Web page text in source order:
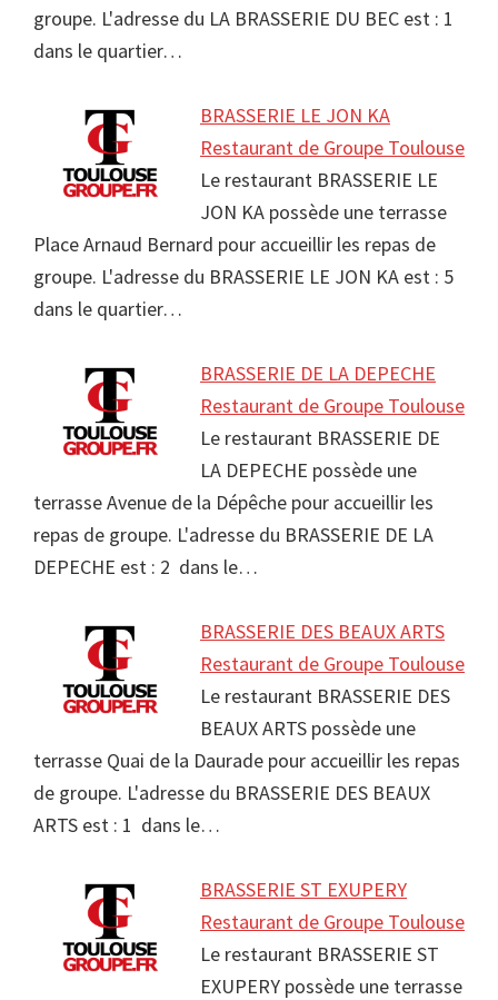
groupe. L'adresse du LA BRASSERIE DU BEC est : 1
dans le quartier…
BRASSERIE LE JON KA
Restaurant de Groupe Toulouse
Le restaurant BRASSERIE LE
JON KA possède une terrasse
Place Arnaud Bernard pour accueillir les repas de
groupe. L'adresse du BRASSERIE LE JON KA est : 5
dans le quartier…
BRASSERIE DE LA DEPECHE
Restaurant de Groupe Toulouse
Le restaurant BRASSERIE DE
LA DEPECHE possède une
terrasse Avenue de la Dépêche pour accueillir les
repas de groupe. L'adresse du BRASSERIE DE LA
DEPECHE est : 2 dans le…
BRASSERIE DES BEAUX ARTS
Restaurant de Groupe Toulouse
Le restaurant BRASSERIE DES
BEAUX ARTS possède une
terrasse Quai de la Daurade pour accueillir les repas
de groupe. L'adresse du BRASSERIE DES BEAUX
ARTS est : 1 dans le…
BRASSERIE ST EXUPERY
Restaurant de Groupe Toulouse
Le restaurant BRASSERIE ST
EXUPERY possède une terrasse